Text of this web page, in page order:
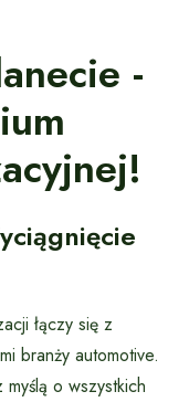
-
łączy się z
branży automotive.
o wszystkich